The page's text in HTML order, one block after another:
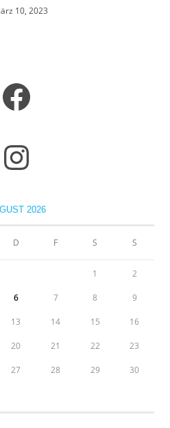
10, 2023
2026
D F S S
1 2
6 7 8 9
13 14 15 16
20 21 22 23
27 28 29 30